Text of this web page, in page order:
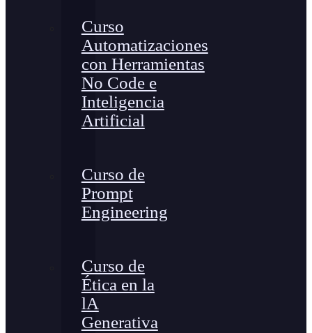
Curso
Automatizaciones
con Herramientas
No Code e
Inteligencia
Artificial
Curso de
Prompt
Engineering
Curso de
Ética en la
lA
Generativa